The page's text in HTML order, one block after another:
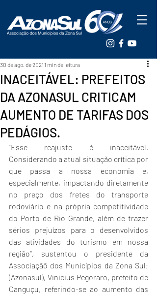
INACEITÁVEL: PREFEITOS
DA AZONASUL CRITICAM
AUMENTO DE TARIFAS DOS
PEDÁGIOS.
30 de ago. de 2021 1 min de leitura
“Esse reajuste é inaceitável.
Considerando a atual situação crítica por
que passa a nossa economia e,
especialmente, impactando diretamente
no preço dos fretes do transporte
rodoviário e na própria competitividade
do Porto de Rio Grande, além de trazer
sérios prejuízos para o desenvolvidos
das atividades do turismo em nossa
região”, sustentou o presidente da
Associaçãõ dos Municípios da Zona Sul;
(Azonasul), Vinicius Pegoraro, prefeito de
Canguçu, referindo-se ao aumento das